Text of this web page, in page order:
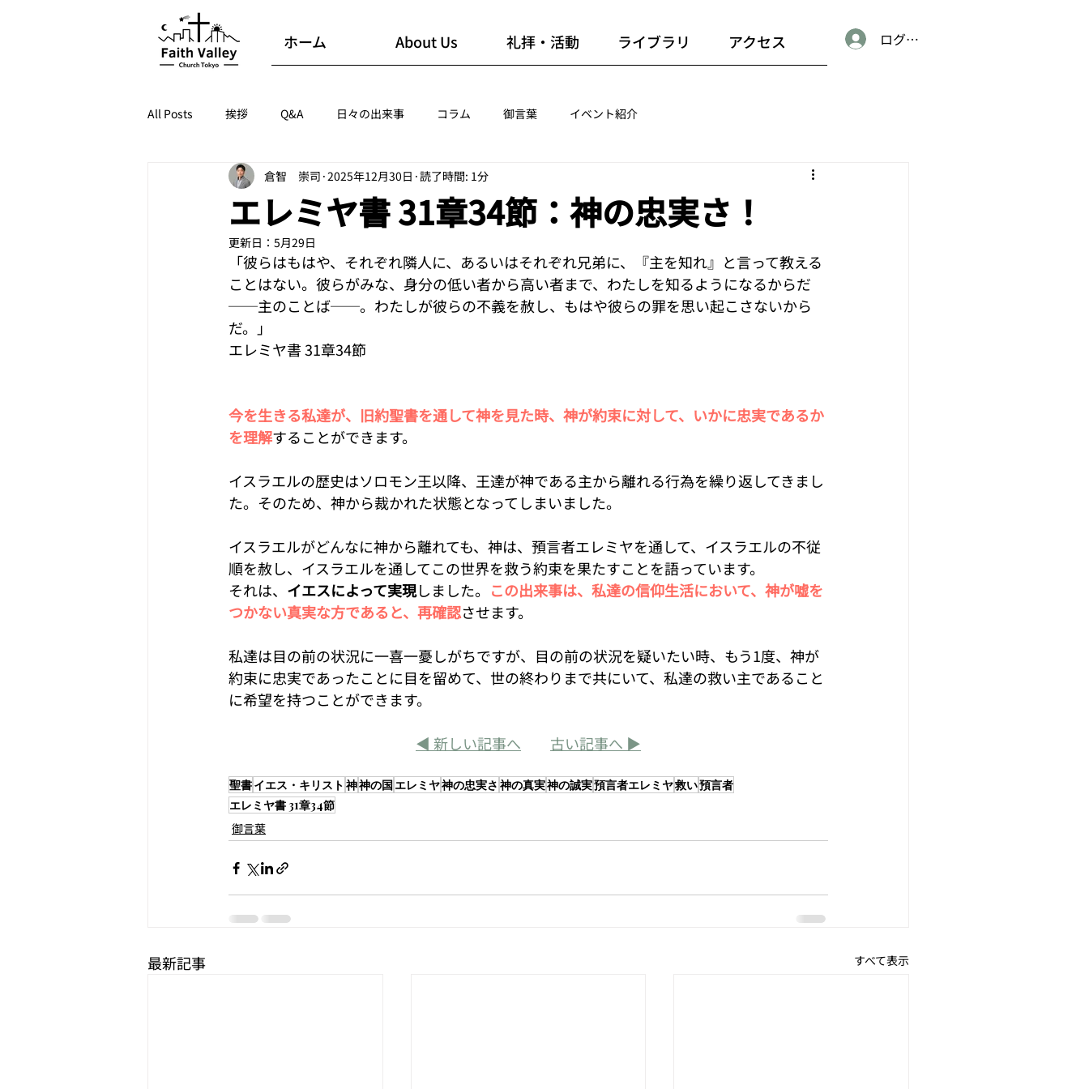
ホーム About Us 礼拝・活動 ライブラリ アクセス ログイン
All Posts 挨拶 Q&A 日々の出来事 コラム 御言葉 イベント紹介
エレミヤ書 31章34節：神の忠実さ！
倉智 崇司 2025年12月30日 読了時間: 1分
更新日： 5月29日
「彼らはもはや、それぞれ隣人に、あるいはそれぞれ兄弟に、『主を知れ』と言って教える
ことはない。彼らがみな、身分の低い者から高い者まで、わたしを知るようになるからだ
──主のことば──。わたしが彼らの不義を赦し、もはや彼らの罪を思い起こさないから
だ。」
エレミヤ書 31章34節
今を生きる私達が、旧約聖書を通して神を見た時、神が約束に対して、いかに忠実であるか
を理解することができます。
イスラエルの歴史はソロモン王以降、王達が神である主から離れる行為を繰り返してきまし
た。そのため、神から裁かれた状態となってしまいました。
イスラエルがどんなに神から離れても、神は、預言者エレミヤを通して、イスラエルの不従
順を赦し、イスラエルを通してこの世界を救う約束を果たすことを語っています。
それは、 イエスによって実現しました。 この出来事は、私達の信仰生活において、神が嘘を
つかない真実な方であると、再確認させます。
私達は目の前の状況に一喜一憂しがちですが、目の前の状況を疑いたい時、もう1度、神が
約束に忠実であったことに目を留めて、世の終わりまで共にいて、私達の救い主であること
に希望を持つことができます。
◀ 新しい記事へ 古い記事へ ▶
聖書イエス・キリスト 神神の国エレミヤ神の忠実さ 神の真実神の誠実預言者エレミヤ救い預言者
エレミヤ書 31章34節
御言葉
最新記事 すべて表示